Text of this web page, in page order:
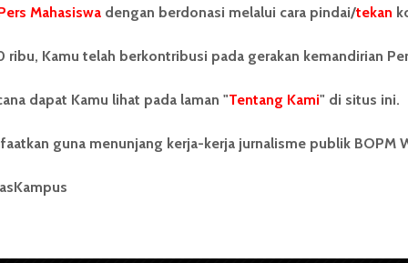
pers mahasiswa
oleh mahasiswa
Sumatera Utara (USU).
Unit Kegiatan Mahasiswa
Pers Mahasiswa SUARA
berdiri pada 1 Juli 1995.
Info Iklan
Pedoman Media Siber
Mahasiswadengan berdonasi melalui cara pindai/tekan
ribu, Kamu telah berkontribusi pada gerakan kemandirian
dapat Kamu lihat pada laman "Tentang Kami" di situs ini.
guna menunjang kerja-kerja jurnalisme publik BOPM